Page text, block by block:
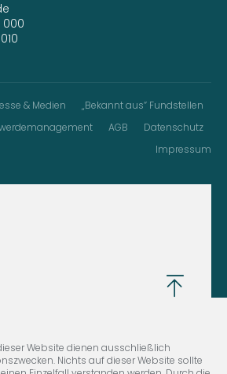
000
& Medien
„Bekannt aus“ Fundstellen
AGB
Datenschutz
Impressum
Website dienen ausschließlich
Nichts auf dieser Website sollte